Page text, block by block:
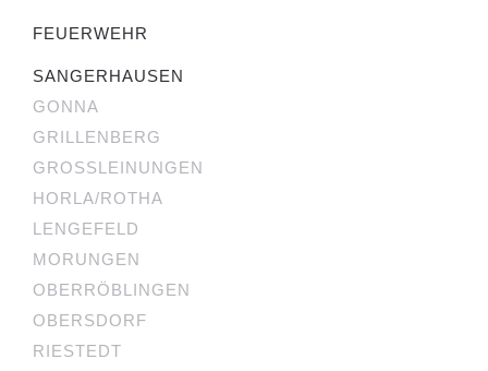
FEUERWEHR
SANGERHAUSEN
GONNA
GRILLENBERG
GROSSLEINUNGEN
HORLA/ROTHA
LENGEFELD
MORUNGEN
OBERRÖBLINGEN
OBERSDORF
RIESTEDT